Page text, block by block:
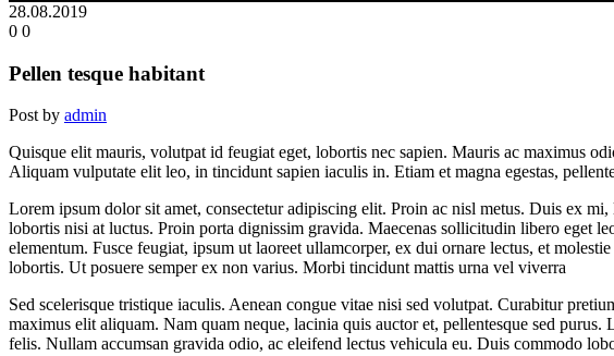
28.08.2019
0 0
Pellen tesque habitant
Post by admin
Quisque elit mauris, volutpat id feugiat eget, lobortis nec sapien. Mauris ac maximus
Aliquam vulputate elit leo, in tincidunt sapien iaculis in. Etiam et magna egestas,
Lorem ipsum dolor sit amet, consectetur adipiscing elit. Proin ac nisl metus. Duis ex
lobortis nisi at luctus. Proin porta dignissim gravida. Maecenas sollicitudin libero eget
elementum. Fusce feugiat, ipsum ut laoreet ullamcorper, ex dui ornare lectus, et
lobortis. Ut posuere semper ex non varius. Morbi tincidunt mattis urna vel viverra
Sed scelerisque tristique iaculis. Aenean congue vitae nisi sed volutpat. Curabitur
maximus elit aliquam. Nam quam neque, lacinia quis auctor et, pellentesque sed
felis. Nullam accumsan gravida odio, ac eleifend lectus vehicula eu. Duis commodo